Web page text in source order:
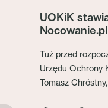
UOKiK
Nocowanie.pl
Tuż przed
Urzędu Ochrony
Tomasz